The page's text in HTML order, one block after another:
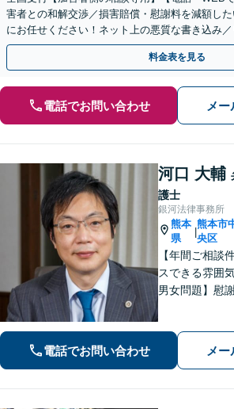
害者との和解交渉／損害賠償・慰謝料を減額し
にお任せください！ネット上の悪質な書き込み
代表弁護士が最後まで対応【関東エリア以外の
料金表を見る
電話でお問い合わせ メ
河口 大輔
護士
銀河法律事務所
熊本
県
|
熊本市
央区
【年間ご相談
スできる雰囲
男女問題】慰
務・過払い金
に対応。過払
電話でお問い合わせ メ